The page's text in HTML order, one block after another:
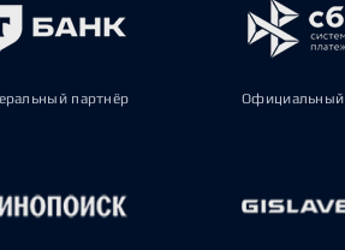
партнёр Официальный